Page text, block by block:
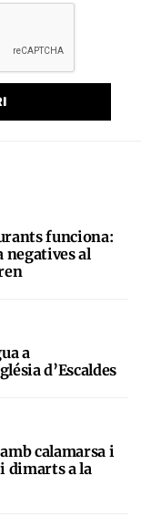
funciona:
negatives al
a
d’Escaldes
calamarsa i
dimarts a la